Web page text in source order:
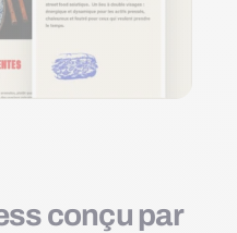
conçu par